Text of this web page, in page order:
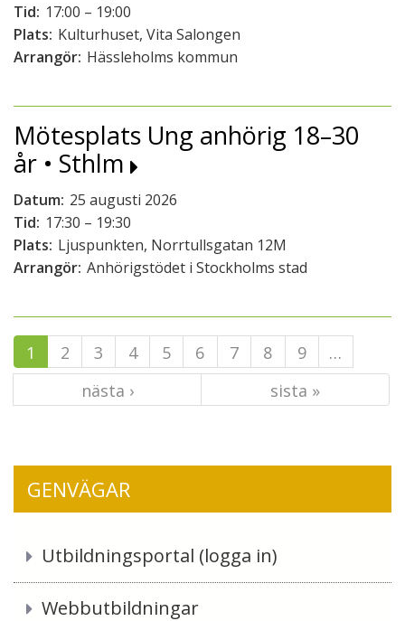
Tid: 17:00 – 19:00
Plats: Kulturhuset, Vita Salongen
Arrangör: Hässleholms kommun
Mötesplats Ung anhörig 18–30
år • Sthlm
Datum: 25 augusti 2026
Tid: 17:30 – 19:30
Plats: Ljuspunkten, Norrtullsgatan 12M
Arrangör: Anhörigstödet i Stockholms stad
1 2 3 4 5 6 7 8 9
…
nästa ›
sista »
GENVÄGAR
Utbildningsportal (logga in)
Webbutbildningar